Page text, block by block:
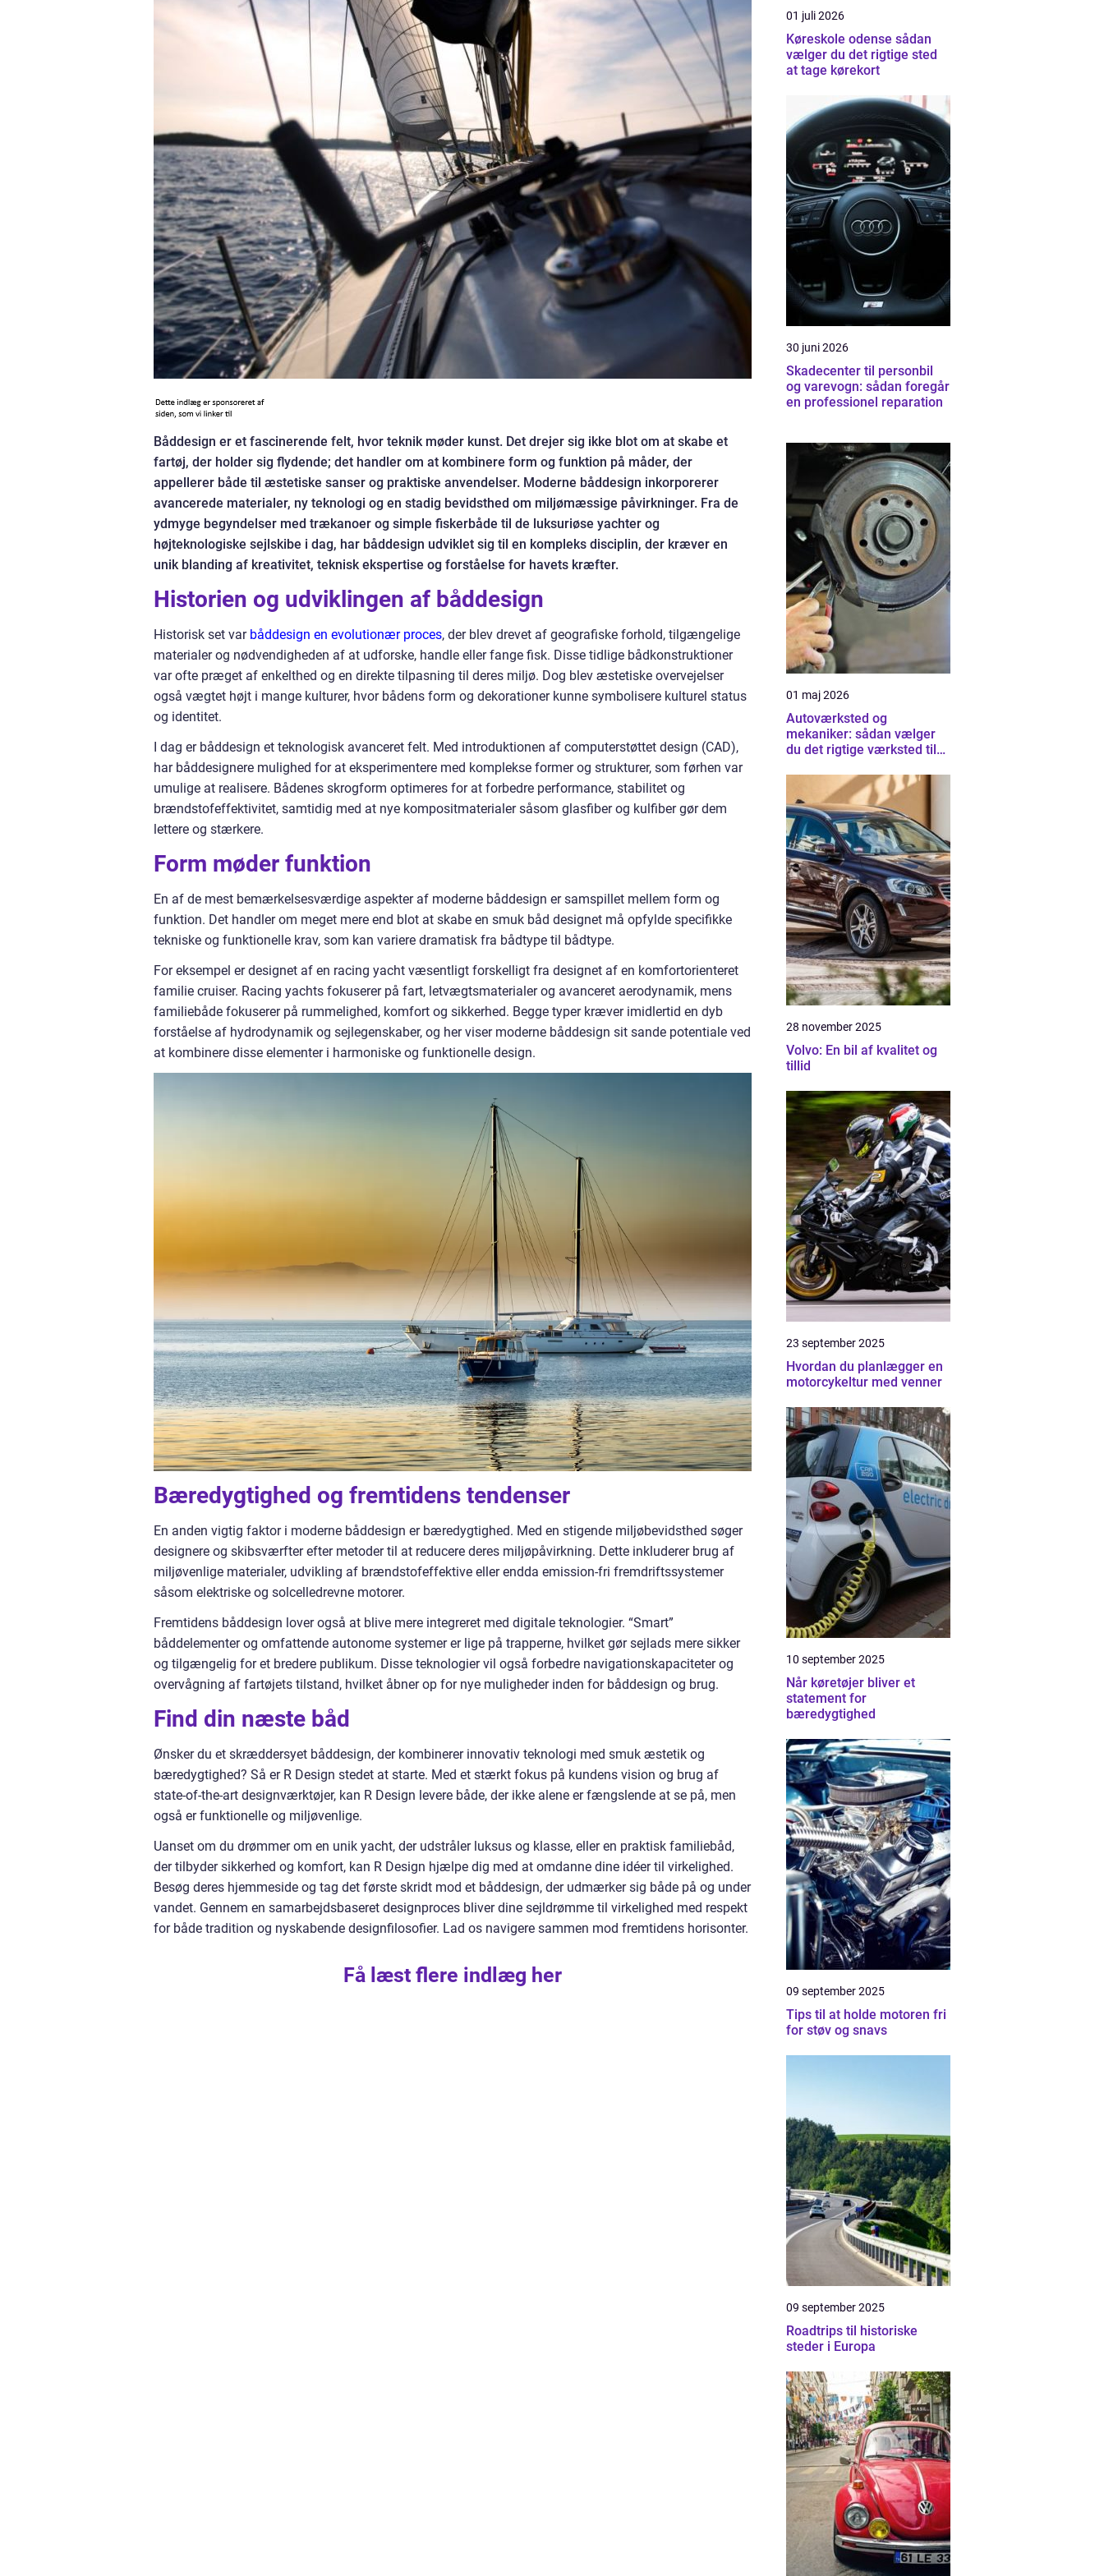
Båddesign er et fascinerende felt, hvor teknik møder kunst. Det drejer sig ikke blot om at skabe et
fartøj, der holder sig flydende; det handler om at kombinere form og funktion på måder, der
appellerer både til æstetiske sanser og praktiske anvendelser. Moderne båddesign inkorporerer
avancerede materialer, ny teknologi og en stadig bevidsthed om miljømæssige påvirkninger. Fra de
ydmyge begyndelser med trækanoer og simple fiskerbåde til de luksuriøse yachter og
højteknologiske sejlskibe i dag, har båddesign udviklet sig til en kompleks disciplin, der kræver en
unik blanding af kreativitet, teknisk ekspertise og forståelse for havets kræfter.
Historien og udviklingen af båddesign
Historisk set var båddesign en evolutionær proces, der blev drevet af geografiske forhold, tilgængelige
materialer og nødvendigheden af at udforske, handle eller fange fisk. Disse tidlige bådkonstruktioner
var ofte præget af enkelthed og en direkte tilpasning til deres miljø. Dog blev æstetiske overvejelser
også vægtet højt i mange kulturer, hvor bådens form og dekorationer kunne symbolisere kulturel status
og identitet.
I dag er båddesign et teknologisk avanceret felt. Med introduktionen af computerstøttet design (CAD),
har båddesignere mulighed for at eksperimentere med komplekse former og strukturer, som førhen var
umulige at realisere. Bådenes skrogform optimeres for at forbedre performance, stabilitet og
brændstofeffektivitet, samtidig med at nye kompositmaterialer såsom glasfiber og kulfiber gør dem
lettere og stærkere.
Form møder funktion
En af de mest bemærkelsesværdige aspekter af moderne båddesign er samspillet mellem form og
funktion. Det handler om meget mere end blot at skabe en smuk båd designet må opfylde specifikke
tekniske og funktionelle krav, som kan variere dramatisk fra bådtype til bådtype.
For eksempel er designet af en racing yacht væsentligt forskelligt fra designet af en komfortorienteret
familie cruiser. Racing yachts fokuserer på fart, letvægtsmaterialer og avanceret aerodynamik, mens
familiebåde fokuserer på rummelighed, komfort og sikkerhed. Begge typer kræver imidlertid en dyb
forståelse af hydrodynamik og sejlegenskaber, og her viser moderne båddesign sit sande potentiale ved
at kombinere disse elementer i harmoniske og funktionelle design.
Bæredygtighed og fremtidens tendenser
En anden vigtig faktor i moderne båddesign er bæredygtighed. Med en stigende miljøbevidsthed søger
designere og skibsværfter efter metoder til at reducere deres miljøpåvirkning. Dette inkluderer brug af
miljøvenlige materialer, udvikling af brændstofeffektive eller endda emission-fri fremdriftssystemer
såsom elektriske og solcelledrevne motorer.
Fremtidens båddesign lover også at blive mere integreret med digitale teknologier. “Smart”
båddelementer og omfattende autonome systemer er lige på trapperne, hvilket gør sejlads mere sikker
og tilgængelig for et bredere publikum. Disse teknologier vil også forbedre navigationskapaciteter og
overvågning af fartøjets tilstand, hvilket åbner op for nye muligheder inden for båddesign og brug.
Find din næste båd
Ønsker du et skræddersyet båddesign, der kombinerer innovativ teknologi med smuk æstetik og
bæredygtighed? Så er R Design stedet at starte. Med et stærkt fokus på kundens vision og brug af
state-of-the-art designværktøjer, kan R Design levere både, der ikke alene er fængslende at se på, men
også er funktionelle og miljøvenlige.
Uanset om du drømmer om en unik yacht, der udstråler luksus og klasse, eller en praktisk familiebåd,
der tilbyder sikkerhed og komfort, kan R Design hjælpe dig med at omdanne dine idéer til virkelighed.
Besøg deres hjemmeside og tag det første skridt mod et båddesign, der udmærker sig både på og under
vandet. Gennem en samarbejdsbaseret designproces bliver dine sejldrømme til virkelighed med respekt
for både tradition og nyskabende designfilosofier. Lad os navigere sammen mod fremtidens horisonter.
Få læst flere indlæg her
01 juli 2026
Køreskole odense sådan
vælger du det rigtige sted
at tage kørekort
30 juni 2026
Skadecenter til personbil
og varevogn: sådan foregår
en professionel reparation
01 maj 2026
Autoværksted og
mekaniker: sådan vælger
du det rigtige værksted til
28 november 2025
Volvo: En bil af kvalitet og
tillid
23 september 2025
Hvordan du planlægger en
motorcykeltur med venner
10 september 2025
Når køretøjer bliver et
statement for
bæredygtighed
09 september 2025
Tips til at holde motoren fri
for støv og snavs
09 september 2025
Roadtrips til historiske
steder i Europa